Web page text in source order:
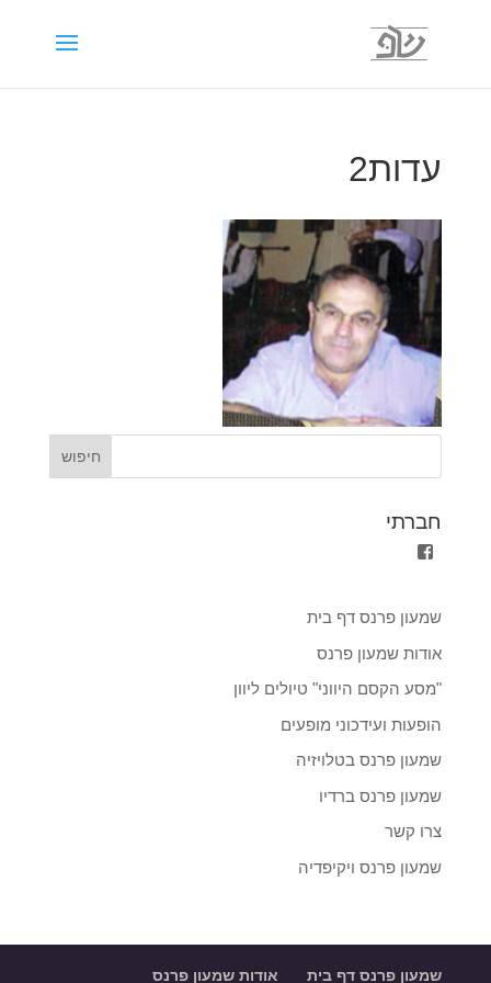
עדות2
חברתי
fref=ts
Facebook
שמעון פרנס דף בית
אודות שמעון פרנס
"מסע הקסם היווני" טיולים ליוון
הופעות ועידכוני מופעים
שמעון פרנס בטלויזיה
שמעון פרנס ברדיו
צרו קשר
שמעון פרנס ויקיפדיה
שמעון פרנס דף בית אודות שמעון פרנס